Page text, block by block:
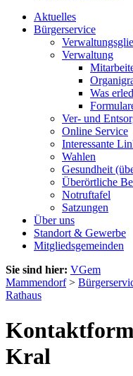
Aktuelles
Bürgerservice
Verwaltung
Was
Ver- und
Online Service
Interessante
Wahlen
Gesundheit
Überörtliche
Notruftafel
Satzungen
Über uns
Standort & Gewerbe
Mitgliedsgemeinden
Sie sind hier: VGem
Mammendorf>
Rathaus
Kral